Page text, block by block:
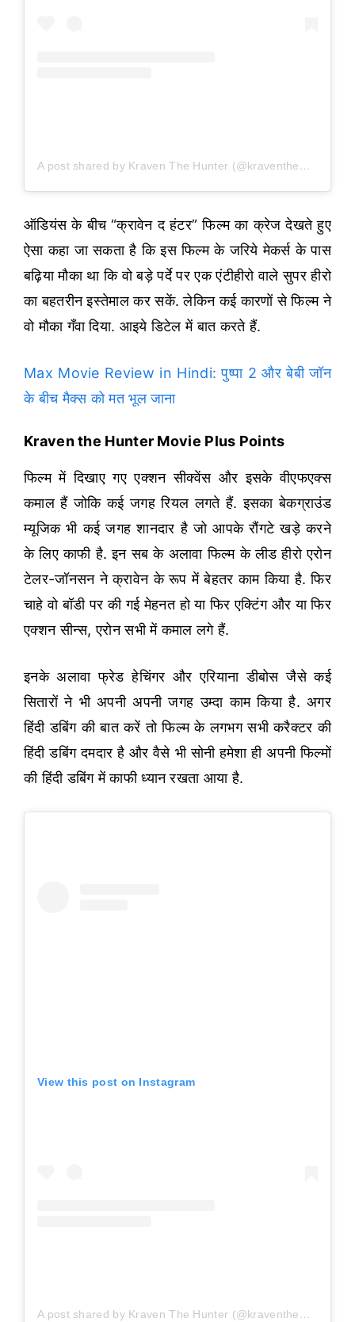
A post shared by Kraven The Hunter (@kraventhemovie)
ऑडियंस के बीच “क्रावेन द हंटर” फिल्म का क्रेज देखते हुए
ऐसा कहा जा सकता है कि इस फिल्म के जरिये मेकर्स के पास
बढ़िया मौका था कि वो बड़े पर्दे पर एक एंटीहीरो वाले सुपर हीरो
का बहतरीन इस्तेमाल कर सकें. लेकिन कई कारणों से फिल्म ने
वो मौका गँवा दिया. आइये डिटेल में बात करते हैं.
Max Movie Review in Hindi: पुष्पा 2 और बेबी जॉन
के बीच मैक्स को मत भूल जाना
Kraven the Hunter Movie Plus Points
फिल्म में दिखाए गए एक्शन सीक्वेंस और इसके वीएफएक्स
कमाल हैं जोकि कई जगह रियल लगते हैं. इसका बेकग्राउंड
म्यूजिक भी कई जगह शानदार है जो आपके रौंगटे खड़े करने
के लिए काफी है. इन सब के अलावा फिल्म के लीड हीरो एरोन
टेलर-जॉनसन ने क्रावेन के रूप में बेहतर काम किया है. फिर
चाहे वो बॉडी पर की गई मेहनत हो या फिर एक्टिंग और या फिर
एक्शन सीन्स, एरोन सभी में कमाल लगे हैं.
इनके अलावा फ्रेड हेचिंगर और एरियाना डीबोस जैसे कई
सितारों ने भी अपनी अपनी जगह उम्दा काम किया है. अगर
हिंदी डबिंग की बात करें तो फिल्म के लगभग सभी करैक्टर की
हिंदी डबिंग दमदार है और वैसे भी सोनी हमेशा ही अपनी फिल्मों
की हिंदी डबिंग में काफी ध्यान रखता आया है.
View this post on Instagram
A post shared by Kraven The Hunter (@kraventhemovie)